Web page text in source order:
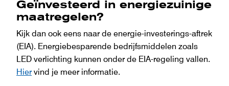
Geïnvesteerd in energiezuinige
maatregelen?
Kijk dan ook eens naar de energie-investerings-aftrek
(EIA). Energiebesparende bedrijfsmiddelen zoals
LED verlichting kunnen onder de EIA-regeling vallen.
Hiervind je meer informatie.